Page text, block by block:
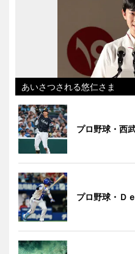
あいさつされる悠仁さま
プロ野球・西
プロ野球・Ｄ